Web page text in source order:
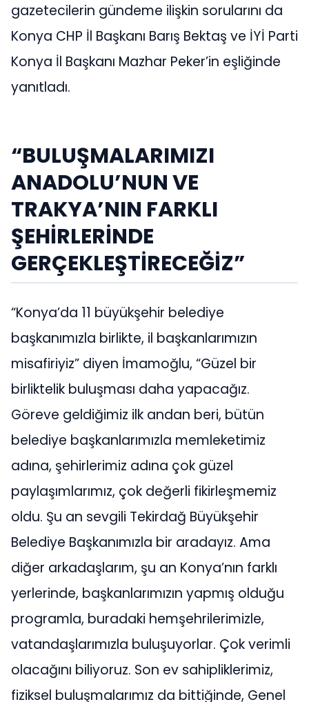
gazetecilerin gündeme ilişkin sorularını da
Konya CHP İl Başkanı Barış Bektaş ve İYİ Parti
Konya İl Başkanı Mazhar Peker’in eşliğinde
yanıtladı.
“BULUŞMALARIMIZI
ANADOLU’NUN VE
TRAKYA’NIN FARKLI
ŞEHİRLERİNDE
GERÇEKLEŞTİRECEĞİZ”
“Konya’da 11 büyükşehir belediye
başkanımızla birlikte, il başkanlarımızın
misafiriyiz” diyen İmamoğlu, “Güzel bir
birliktelik buluşması daha yapacağız.
Göreve geldiğimiz ilk andan beri, bütün
belediye başkanlarımızla memleketimiz
adına, şehirlerimiz adına çok güzel
paylaşımlarımız, çok değerli fikirleşmemiz
oldu. Şu an sevgili Tekirdağ Büyükşehir
Belediye Başkanımızla bir aradayız. Ama
diğer arkadaşlarım, şu an Konya’nın farklı
yerlerinde, başkanlarımızın yapmış olduğu
programla, buradaki hemşehrilerimizle,
vatandaşlarımızla buluşuyorlar. Çok verimli
olacağını biliyoruz. Son ev sahipliklerimiz,
fiziksel buluşmalarımız da bittiğinde, Genel